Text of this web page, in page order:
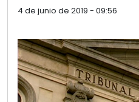
4 de junio de 2019 - 09:56